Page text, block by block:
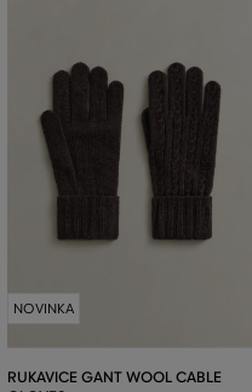
NOVINKA
RUKAVICE GANT WOOL CABLE